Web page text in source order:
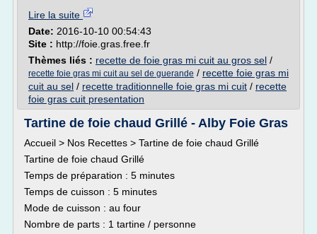
Lire la suite
Date: 2016-10-10 00:54:43
Site : http://foie.gras.free.fr
Thèmes liés : recette de foie gras mi cuit au gros sel /
recette foie gras mi cuit au sel de guerande / recette foie gras mi
cuit au sel / recette traditionnelle foie gras mi cuit / recette
foie gras cuit presentation
Tartine de foie chaud Grillé - Alby Foie Gras
Accueil > Nos Recettes > Tartine de foie chaud Grillé
Tartine de foie chaud Grillé
Temps de préparation : 5 minutes
Temps de cuisson : 5 minutes
Mode de cuisson : au four
Nombre de parts : 1 tartine / personne